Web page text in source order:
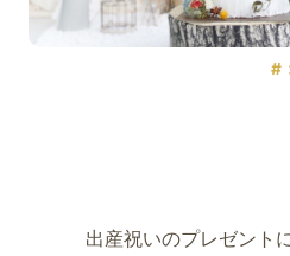
出産祝いのプレゼント